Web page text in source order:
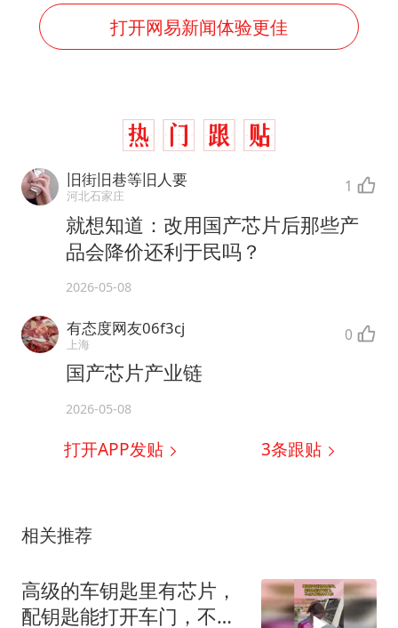
打开网易新闻体验更佳
旧街旧巷等旧人要
河北石家庄 1
就想知道：改用国产芯片后那些产
品会降价还利于民吗？
2026-05-08
有态度网友06f3cj
上海 0
国产芯片产业链
2026-05-08
打开APP发贴 3条跟贴
相关推荐
高级的车钥匙里有芯片，
配钥匙能打开车门，不点